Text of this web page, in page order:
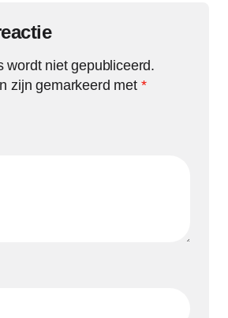
wordt niet gepubliceerd.
zijn gemarkeerd met *